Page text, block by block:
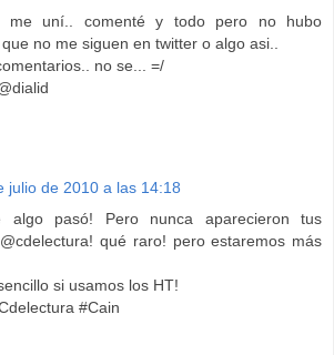
me uní.. comenté y todo pero no hubo
no me siguen en twitter o algo asi..
no se... =/
julio de 2010 a las 14:18
algo pasó! Pero nunca aparecieron tus
qué raro! pero estaremos más
si usamos los HT!
#Cain